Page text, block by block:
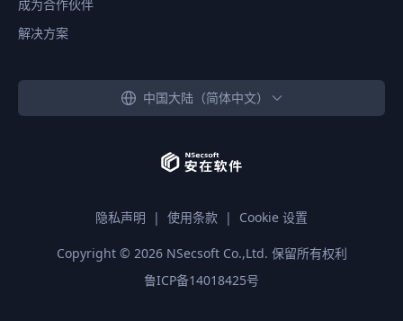
成为合作伙伴
解决方案
中国大陆（简体中文）
隐私声明 | 使用条款 | Cookie 设置
Copyright © 2026NSecsoft Co.,Ltd. 保留所有权利
鲁ICP备14018425号